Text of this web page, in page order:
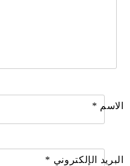
الاسم *
البريد الإلكتروني *